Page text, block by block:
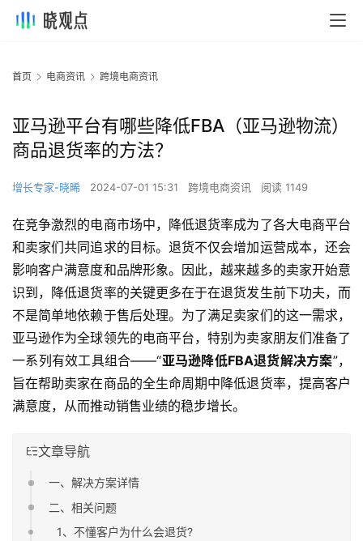
首页 电商资讯 跨境电商资讯
亚马逊平台有哪些降低FBA（亚马逊物流）
商品退货率的方法？
增长专家-晓晞 2024-07-01 15:31 跨境电商资讯 阅读 1149
在竞争激烈的电商市场中，降低退货率成为了各大电商平台
和卖家们共同追求的目标。退货不仅会增加运营成本，还会
影响客户满意度和品牌形象。因此，越来越多的卖家开始意
识到，降低退货率的关键更多在于在退货发生前下功夫，而
不是简单地依赖于售后处理。为了满足卖家们的这一需求，
亚马逊作为全球领先的电商平台，特别为卖家朋友们准备了
一系列有效工具组合——“亚马逊降低FBA退货解决方案”，
旨在帮助卖家在商品的全生命周期中降低退货率，提高客户
满意度，从而推动销售业绩的稳步增长。
文章导航
一、解决方案详情
二、相关问题
1、不懂客户为什么会退货?